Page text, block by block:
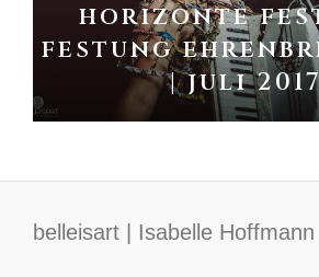
horizonte
festung
| juli
belleisart | Isabelle Hoffmann